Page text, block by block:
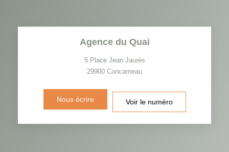
Agence du Quai
5 Place Jean Jaurès
29900 Concarneau
Nous écrire Voir le numéro